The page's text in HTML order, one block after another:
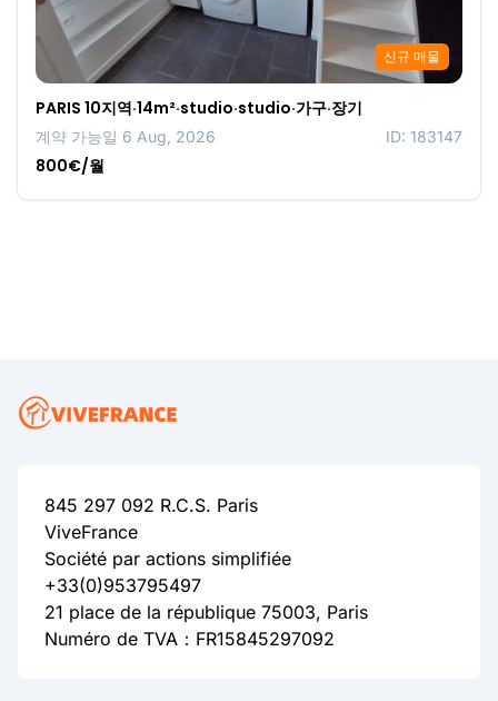
신규 매물
PARIS 10지역·14m²·studio·studio·가구·장기
계약 가능일 6 Aug, 2026 ID: 183147
800€/월
845 297 092 R.C.S. Paris
ViveFrance
Société par actions simplifiée
+33(0)953795497
21 place de la république 75003, Paris
Numéro de TVA：FR15845297092